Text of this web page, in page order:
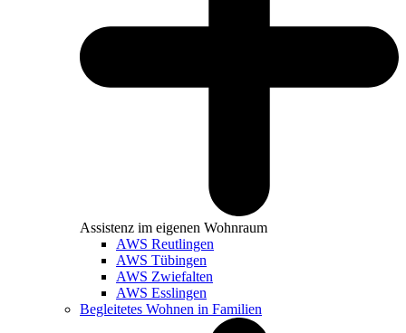
Assistenz im eigenen Wohnraum
AWS Reutlingen
AWS Tübingen
AWS Zwiefalten
AWS Esslingen
Begleitetes Wohnen in Familien